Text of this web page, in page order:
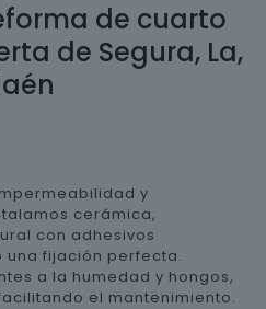
de cuarto
de Segura, La,
y
cerámica,
con adhesivos
fijación perfecta.
a la humedad y hongos,
el mantenimiento.